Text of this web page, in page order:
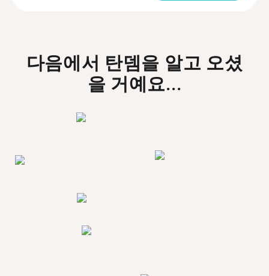
다음에서 탄뎀을 알고 오셨
을 거예요...